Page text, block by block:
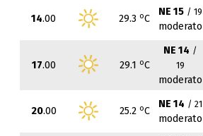
14.00 29.3 oC
NE 15 / 19
moderato
17.00 29.1 oC
NE 14 /
19
moderato
20.00 25.2 oC
NE 14 / 21
moderato